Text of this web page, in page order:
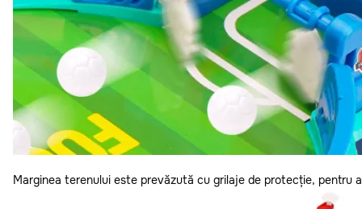
Marginea terenului este prevăzută cu grilaje de protecție, pentru
Stefan-Voda
Straseni
Taraclia
Telenesti
Ungheni
Vulcanesti